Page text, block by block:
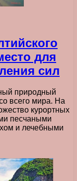
для
сил
природный
всего мира. На
курортных
песчаными
и лечебными